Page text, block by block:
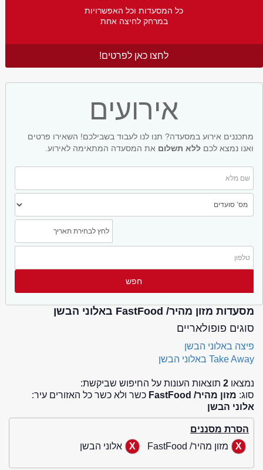
כל המסעדות וכל האפשרויות
במרחק לחיצה אחת
לחצו כאן לפרטים!
אירועים
מתכננים אירוע במסעדה? תנו לנו לעבוד בשבילכם! השאירו פרטים
ואנו נמצא לכם ללא תשלום את המסעדה המתאימה לאירוע.
מסעדות מזון מהיר/ FastFood באלוני הבשן
סוגים פופולאריים
פיצה באלוני הבשן
Take Away באלוני הבשן
נמצאו 2 תוצאות העונות על החיפוש שביקשת:
סוג: מזון מהיר/ FastFood
כשר ולא כשר כל האזורים עיר:
אלוני הבשן
הסרת מסננים
מזון מהיר/ FastFood
אלוני הבשן